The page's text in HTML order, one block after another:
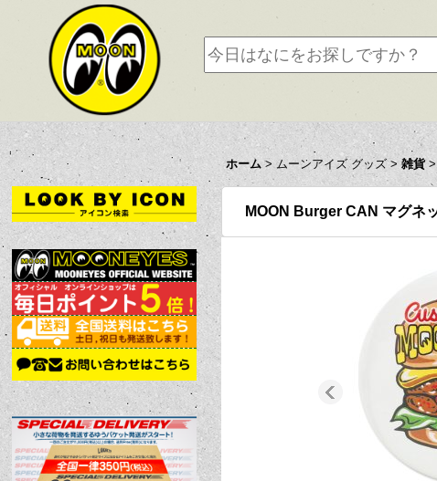
ホーム > ムーンアイズ グッズ > 雑貨 >
MOON Burger CAN マグネ